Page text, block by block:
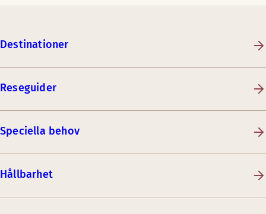
Destinationer
Reseguider
Speciella behov
Hållbarhet